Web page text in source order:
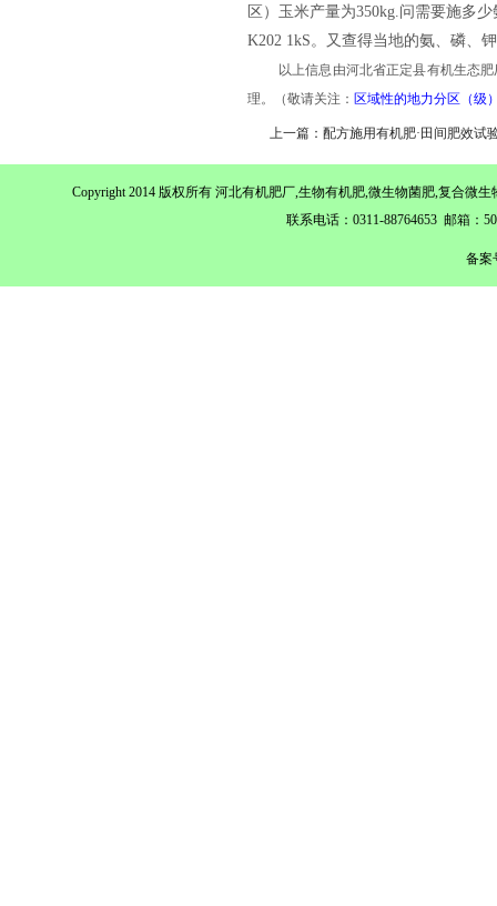
区）玉米产量为350kg.问需要施多
K202 1kS。又查得当地的氨、磷、
以上信息由河北省正定县有机生态
理。
（敬请关注： 区域性的地力分区（级
上一篇：配方施用有机肥·田间肥效试
Copyright 2014 版权所有 河北有机肥厂,生物有机肥,微生物菌肥,复合
联系电话：0311-88764653 邮箱：
备案